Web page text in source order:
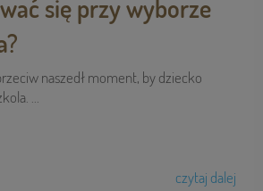
się przy wyborze
naszedł moment, by dziecko
...
czytaj dalej